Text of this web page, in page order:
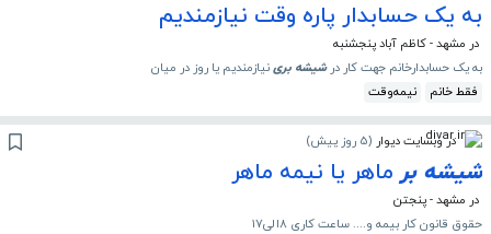
به یک حسابدار پاره وقت نیازمندیم
در مشهد - کاظم آباد پنجشنبه
به یک حسابدارخانم جهت کار درشیشه برینیازمندیم یا روز در میان
فقط خانم
نیمه‌وقت
در وبسایت دیوار (5 روز پیش )
شیشه برماهر یا نیمه ماهر
در مشهد - پنجتن
حقوق قانون کار بیمه و.... ساعت کاری ۸الی۱۷